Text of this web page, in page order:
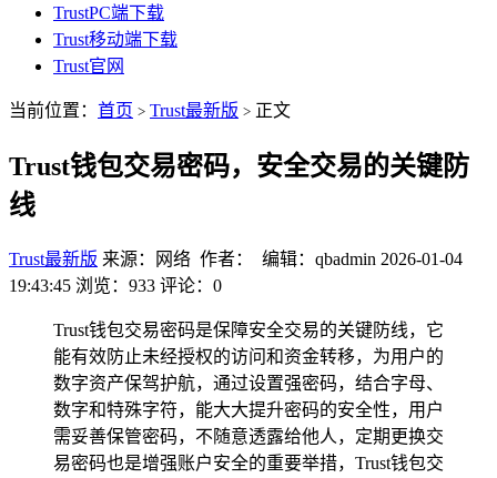
TrustPC端下载
Trust移动端下载
Trust官网
当前位置： 首页 > Trust最新版 > 正文
Trust钱包交易密码，安全交易的关键防
线
Trust最新版 来源：网络 作者： 编辑：qbadmin 2026-01-04
19:43:45 浏览：933 评论：0
Trust钱包交易密码是保障安全交易的关键防线，它
能有效防止未经授权的访问和资金转移，为用户的
数字资产保驾护航，通过设置强密码，结合字母、
数字和特殊字符，能大大提升密码的安全性，用户
需妥善保管密码，不随意透露给他人，定期更换交
易密码也是增强账户安全的重要举措，Trust钱包交